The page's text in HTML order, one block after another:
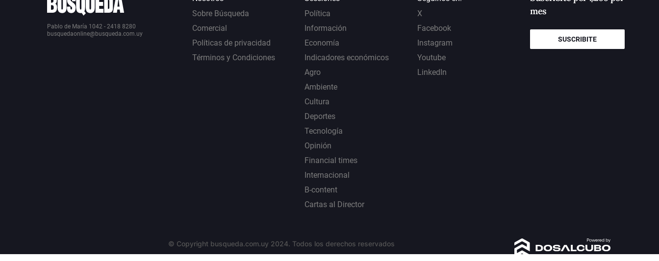
Pablo de María 1042 - 2418 8280
busquedaonline@busqueda.com.uy
Sobre Búsqueda
Comercial
Políticas de privacidad
Términos y Condiciones
Política
Información
Economía
Indicadores económicos
Agro
Ambiente
Cultura
Deportes
Tecnología
Opinión
Financial times
Internacional
B-content
Cartas al Director
X
Facebook
Instagram
Youtube
LinkedIn
mes
SUSCRIBITE
© Copyright busqueda.com.uy 2024. Todos los derechos reservados